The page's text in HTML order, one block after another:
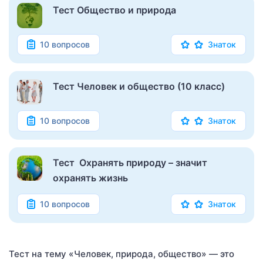
Тест Общество и природа
10 вопросов Знаток
Тест Человек и общество (10 класс)
10 вопросов Знаток
Тест Охранять природу – значит
охранять жизнь
10 вопросов Знаток
Тест на тему «Человек, природа, общество» — это